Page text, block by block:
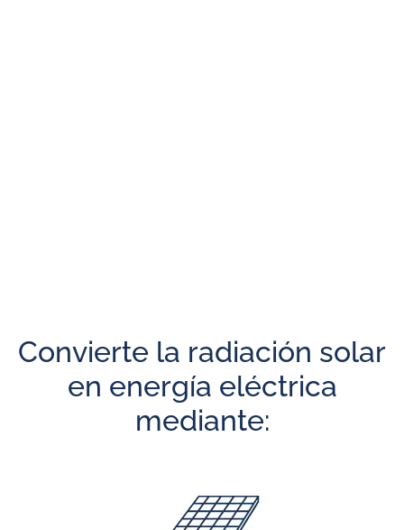
Convierte la radiación solar
en energía eléctrica
mediante: